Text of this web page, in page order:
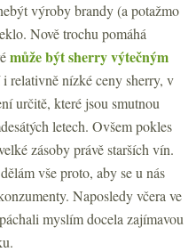
výroby brandy (a potažmo
Nově trochu pomáhá
může být sherry výtečným
relativně nízké ceny sherry, v
určitě, které jsou smutnou
letech. Ovšem pokles
zásoby právě starších vín.
vše proto, aby se u nás
Naposledy včera ve
myslím docela zajímavou